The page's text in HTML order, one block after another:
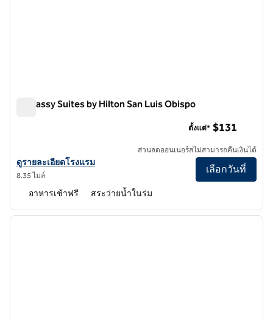
Embassy Suites by Hilton San Luis Obispo
ดูรายละเอียดโรงแรม Embassy Suites by Hilton San Luis Obispo
ดูรายละเอียดโรงแรม
8.35 ไมล์
ตั้งแต่* $131
ส่วนลดออนเนอร์สไม่สามารถคืนเงินได้
เลือกวันที่
อาหารเช้าฟรี สระว่ายน้ำในร่ม
1 จาก 12
ภาพถั